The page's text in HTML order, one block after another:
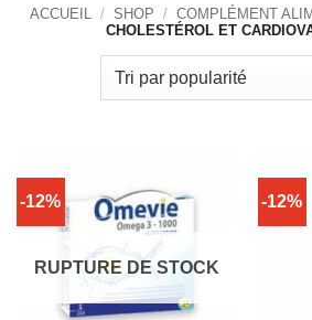
ACCUEIL / SHOP / COMPLÉMENT
CHOLESTÉROL ET
-12%
RUPTURE DE STOCK
-12%